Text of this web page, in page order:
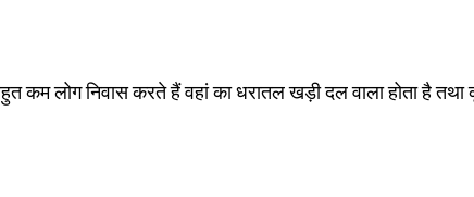
कम लोग निवास करते हैं वहां का धरातल खड़ी दल वाला होता है तथा